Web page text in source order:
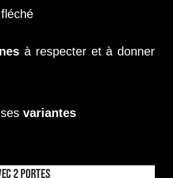
fléché
à respecter et à donner
variantes